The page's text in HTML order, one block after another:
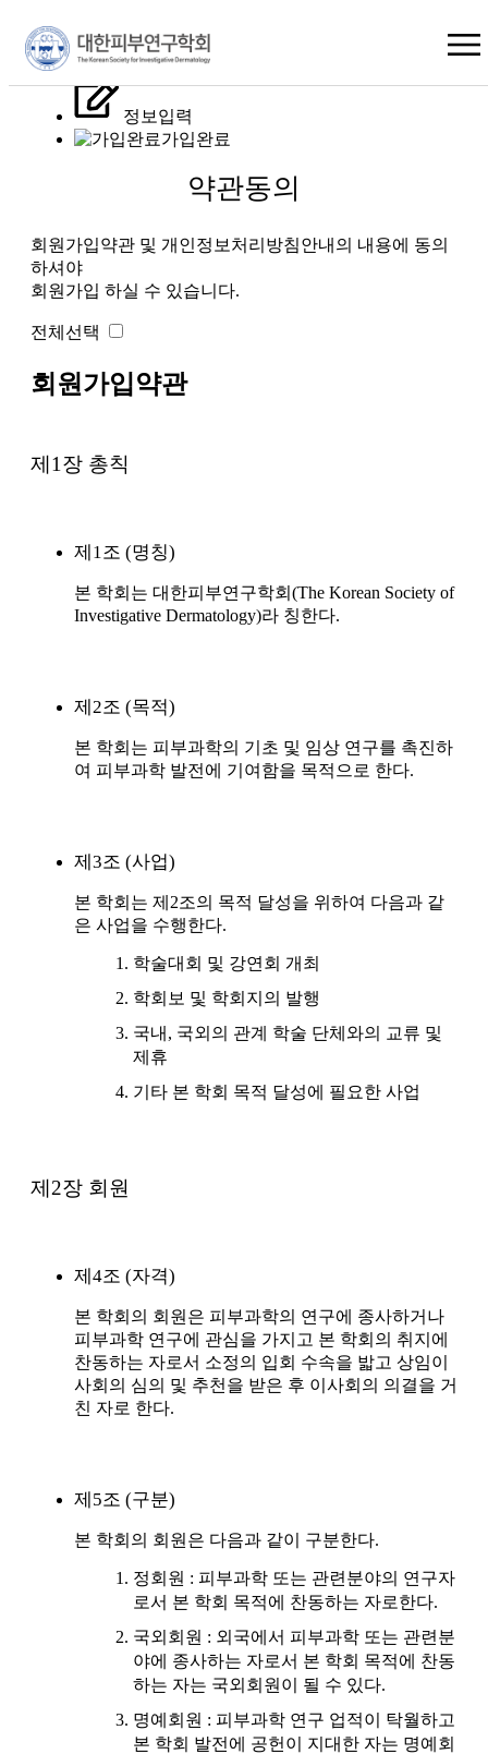
×
약관동의
정보입력
가입완료
약관동의
회원가입약관 및 개인정보처리방침안내의 내용에 동의
하셔야
회원가입 하실 수 있습니다.
전체선택
회원가입약관
제1장 총칙
제1조 (명칭)
본 학회는 대한피부연구학회(The Korean Society of
Investigative Dermatology)라 칭한다.
제2조 (목적)
본 학회는 피부과학의 기초 및 임상 연구를 촉진하
여 피부과학 발전에 기여함을 목적으로 한다.
제3조 (사업)
본 학회는 제2조의 목적 달성을 위하여 다음과 같
은 사업을 수행한다.
학술대회 및 강연회 개최
학회보 및 학회지의 발행
국내, 국외의 관계 학술 단체와의 교류 및
제휴
기타 본 학회 목적 달성에 필요한 사업
제2장 회원
제4조 (자격)
본 학회의 회원은 피부과학의 연구에 종사하거나
피부과학 연구에 관심을 가지고 본 학회의 취지에
찬동하는 자로서 소정의 입회 수속을 밟고 상임이
사회의 심의 및 추천을 받은 후 이사회의 의결을 거
친 자로 한다.
제5조 (구분)
본 학회의 회원은 다음과 같이 구분한다.
정회원 : 피부과학 또는 관련분야의 연구자
로서 본 학회 목적에 찬동하는 자로한다.
국외회원 : 외국에서 피부과학 또는 관련분
야에 종사하는 자로서 본 학회 목적에 찬동
하는 자는 국외회원이 될 수 있다.
명예회원 : 피부과학 연구 업적이 탁월하고
본 학회 발전에 공헌이 지대한 자는 명예회